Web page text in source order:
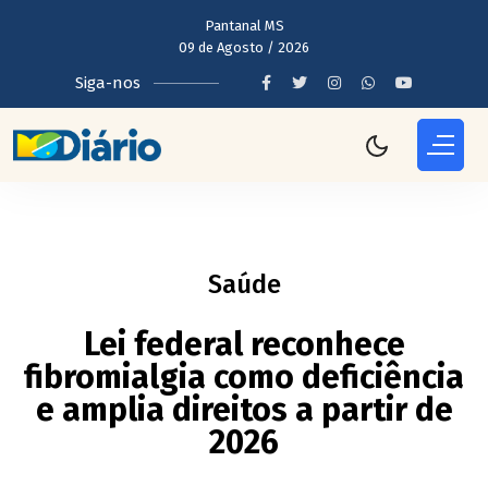
Pantanal MS
09 de Agosto / 2026
Siga-nos
Saúde
Lei federal reconhece
fibromialgia como deficiência
e amplia direitos a partir de
2026